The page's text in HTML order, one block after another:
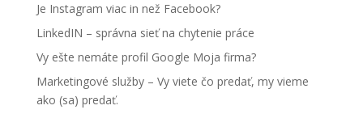
Je Instagram viac in než Facebook?
LinkedIN – správna sieť na chytenie práce
Vy ešte nemáte profil Google Moja firma?
Marketingové služby – Vy viete čo predať, my vieme
ako (sa) predať.